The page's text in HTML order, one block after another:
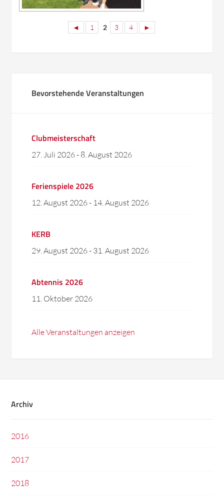
◄ 1 2 3 4 ►
Bevorstehende Veranstaltungen
Clubmeisterschaft
27. Juli 2026- 8. August 2026
Ferienspiele 2026
12. August 2026- 14. August 2026
KERB
29. August 2026- 31. August 2026
Abtennis 2026
11. Oktober 2026
Alle Veranstaltungen anzeigen
Archiv
2016
2017
2018